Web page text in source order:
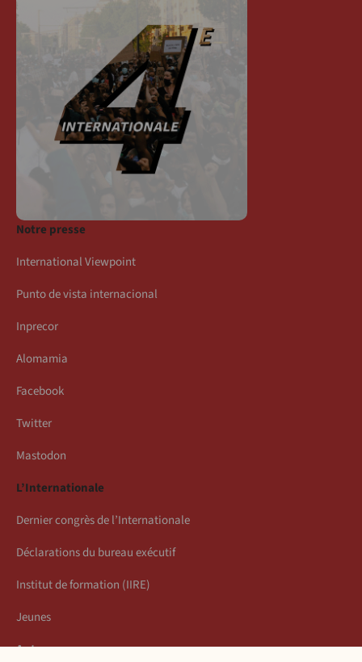
Notre presse
International Viewpoint
Punto de vista internacional
Inprecor
Alomamia
Facebook
Twitter
Mastodon
L’Internationale
Dernier congrès de l’Internationale
Déclarations du bureau exécutif
Institut de formation (IIRE)
Jeunes
Auteurs